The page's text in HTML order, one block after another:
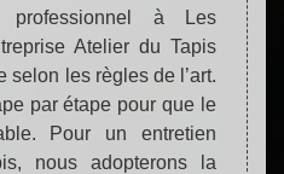
professionnel à Les
Atelier du Tapis
selon les règles de l’art.
par étape pour que le
Pour un entretien
nous adopterons la